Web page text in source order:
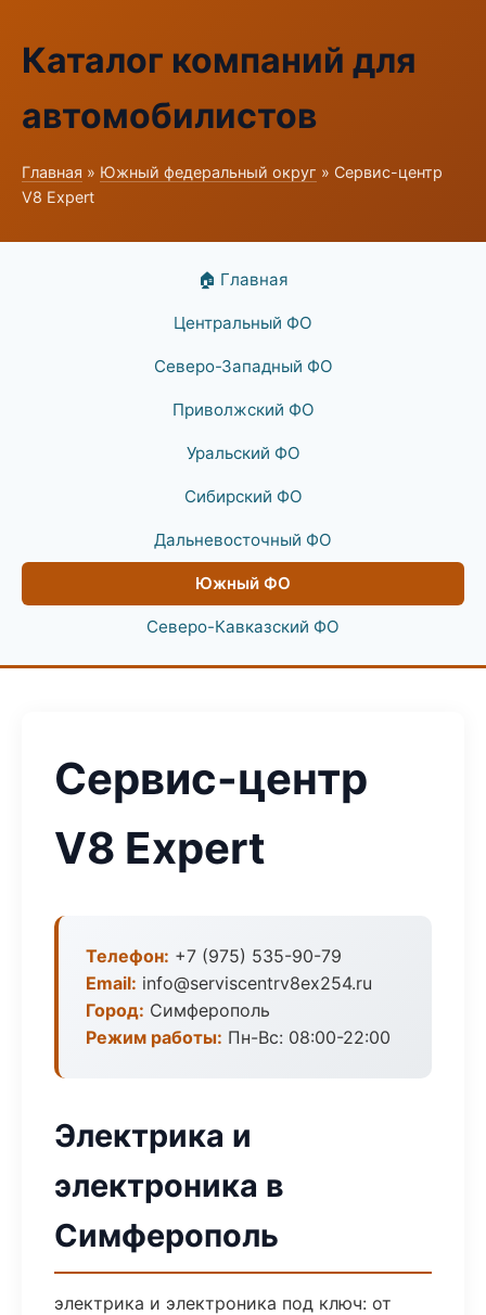
Каталог компаний для
автомобилистов
Главная » Южный федеральный округ » Сервис-центр
V8 Expert
🏠 Главная
Центральный ФО
Северо-Западный ФО
Приволжский ФО
Уральский ФО
Сибирский ФО
Дальневосточный ФО
Южный ФО
Северо-Кавказский ФО
Сервис-центр
V8 Expert
Телефон: +7 (975) 535-90-79
Email: info@serviscentrv8ex254.ru
Город: Симферополь
Режим работы: Пн-Вс: 08:00-22:00
Электрика и
электроника в
Симферополь
электрика и электроника под ключ: от